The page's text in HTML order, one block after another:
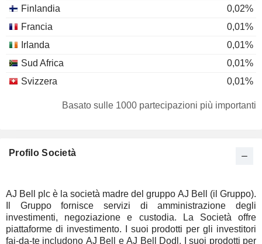
Finlandia
0,02%
Francia
0,01%
Irlanda
0,01%
Sud Africa
0,01%
Svizzera
0,01%
Basato sulle 1000 partecipazioni più importanti
Profilo Società
AJ Bell plc è la società madre del gruppo AJ Bell (il Gruppo).
Il Gruppo fornisce servizi di amministrazione degli
investimenti, negoziazione e custodia. La Società offre
piattaforme di investimento. I suoi prodotti per gli investitori
fai-da-te includono AJ Bell e AJ Bell Dodl. I suoi prodotti per